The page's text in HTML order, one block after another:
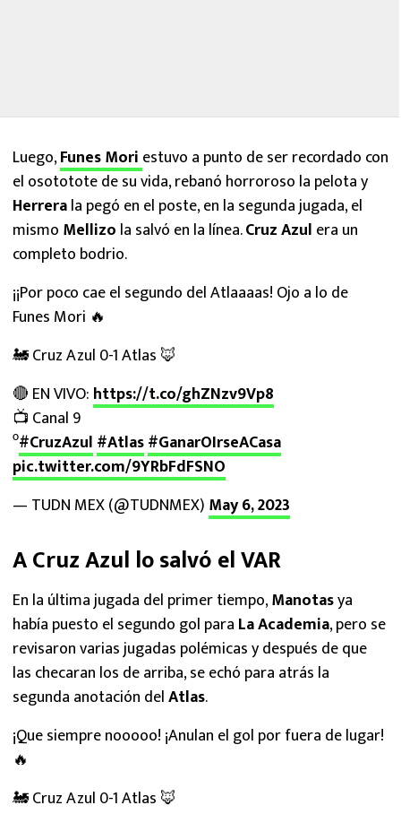
Luego,Funes Mori estuvo a punto de ser recordado con
el osototote de su vida, rebanó horroroso la pelota y
Herrerala pegó en el poste, en la segunda jugada, el
mismo Mellizo la salvó en la línea.Cruz Azul era un
completo bodrio.
¡¡Por poco cae el segundo del Atlaaaas! Ojo a lo de
Funes Mori 🔥
🚂 Cruz Azul 0-1 Atlas 🦊
🔴 EN VIVO: https://t.co/ghZNzv9Vp8
📺 Canal 9
⁰#CruzAzul #Atlas#GanarOIrseACasa
pic.twitter.com/9YRbFdFSNO
— TUDN MEX (@TUDNMEX) May 6, 2023
A Cruz Azul lo salvó el VAR
En la última jugada del primer tiempo,Manotasya
había puesto el segundo gol para La Academia, pero se
revisaron varias jugadas polémicas y después de que
las checaran los de arriba, se echó para atrás la
segunda anotación delAtlas.
¡Que siempre nooooo! ¡Anulan el gol por fuera de lugar!
🔥
🚂 Cruz Azul 0-1 Atlas 🦊